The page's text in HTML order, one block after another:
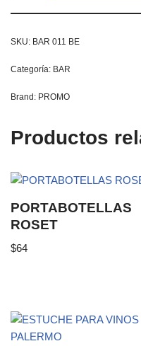
SKU: BAR 011 BE
Categoría: BAR
Brand: PROMO
Productos
PORTABOTELLAS
ROSET
$64